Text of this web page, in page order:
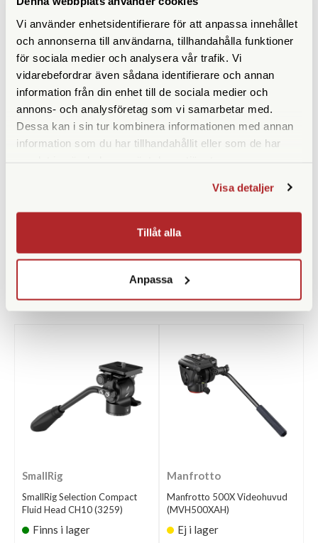
Vi använder enhetsidentifierare för att anpassa innehållet
och annonserna till användarna, tillhandahålla funktioner
för sociala medier och analysera vår trafik. Vi
vidarebefordrar även sådana identifierare och annan
information från din enhet till de sociala medier och
annons- och analysföretag som vi samarbetar med.
Dessa kan i sin tur kombinera informationen med annan
information som du har tillhandahållit eller som de har
Visa detaljer
Tillåt alla
Anpassa
Höjd ihopfällt (cm)
Maxbelastning (kg) 12
Material Trä
Bensektioner 2st
Vikt (g) 3100
ANDRA KÖPTE ÄVEN
SmallRig
SmallRig Selection Compact
Fluid Head CH10 (3259)
Finns i lager
Manfrotto
Manfrotto 500X Videohuvud
(MVH500XAH)
Ej i lager